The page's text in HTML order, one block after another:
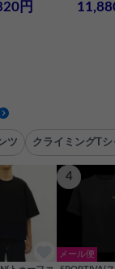
円
ツ クライミングTシ
4
メール便